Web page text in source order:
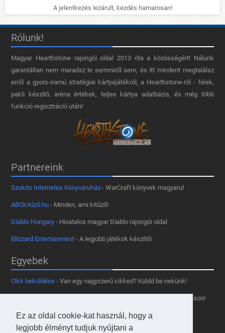
Ez az oldal cookie-kat használ, hogy a
legjobb élményt tudjuk nyújtani a
A jelentkezés lezárult, kezdés hamarosan!
Rólunk!
Magyar Hearthstone​ rajongói oldal 2013 óta a közösségért! Nálunk
garantáltan nem maradsz le semmiről sem, és itt mindent megtalálsz
erről a gyors-iramú stratégiai kártyajátékról, a Hearthstone-ról - hírek,
pakli készítő, aréna értékek, teljes kártya adatbázis, és még több
funkció regisztráció után!
Partnereink
Szukits Internetes Könyváruház - WarCraft könyvek magyarul
ABCkitűző.hu - Minden, ami kitűző!
Diablo Hungary - Hivatalos magyar Diablo rajongói oldal
Blizzard Entertainment - A legjobb játékok készítői
Egyebek
Cikk beküldése - Van egy nagyszerű cikked? Küldd be nekünk!
- Tetszik az oldal? Segíts, hogy fennmaradhasson!
Kapcsolat, médiaajánlat- Lépj velünk kapcsolatba!